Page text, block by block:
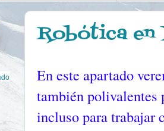
Robótica
En este apartado
también polivalentes
incluso para trabajar